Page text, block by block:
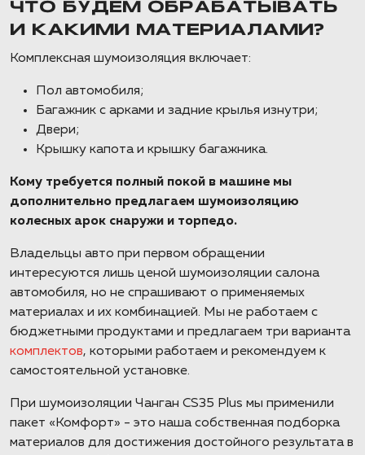
ЧТО БУДЕМ ОБРАБАТЫВАТЬ
И КАКИМИ МАТЕРИАЛАМИ?
Комплексная шумоизоляция включает:
Пол автомобиля;
Багажник с арками и задние крылья изнутри;
Двери;
Крышку капота и крышку багажника.
Кому требуется полный покой в машине мы
дополнительно предлагаем шумоизоляцию
колесных арок снаружи и торпедо.
Владельцы авто при первом обращении
интересуются лишь ценой шумоизоляции салона
автомобиля, но не спрашивают о применяемых
материалах и их комбинацией. Мы не работаем с
бюджетными продуктами и предлагаем три варианта
комплектов, которыми работаем и рекомендуем к
самостоятельной установке.
При шумоизоляции Чанган CS35 Plus мы применили
пакет «Комфорт» - это наша собственная подборка
материалов для достижения достойного результата в